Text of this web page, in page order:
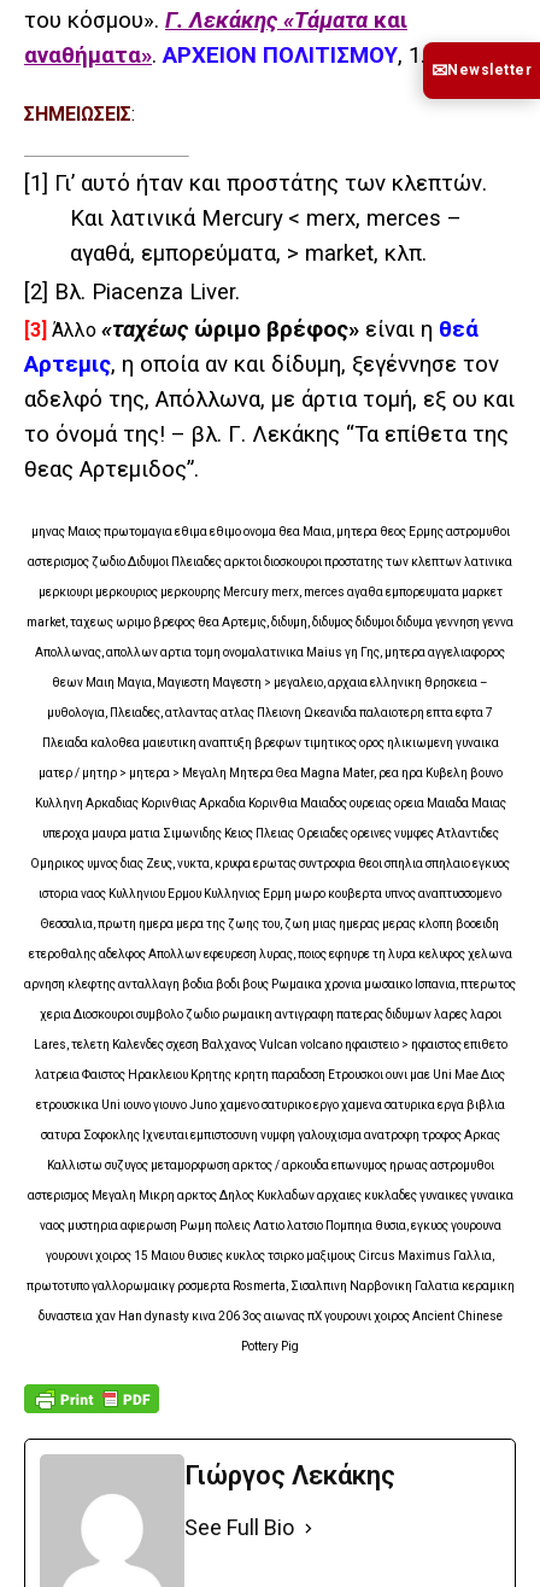
του κόσμου». Γ. Λεκάκης «Τάματα και
αναθήματα».ΑΡΧΕΙΟΝ ΠΟΛΙΤΙΣΜΟΥ, 1.5.2015.
ΣΗΜΕΙΩΣΕΙΣ:
[1] Γι’ αυτό ήταν και προστάτης των κλεπτών.
Και λατινικά Mercury < merx, merces –
αγαθά, εμπορεύματα, > market, κλπ.
[2] Βλ. Piacenza Liver.
[3] Άλλο «ταχέως ώριμο βρέφος» είναι η θεά
Αρτεμις, η οποία αν και δίδυμη, ξεγέννησε τον
αδελφό της, Απόλλωνα, με άρτια τομή, εξ ου και
το όνομά της! – βλ. Γ. Λεκάκης “Τα επίθετα της
θεας Αρτεμιδος”.
μηνας Μαιος πρωτομαγια εθιμα εθιμο ονομα θεα Μαια, μητερα θεος Ερμης αστρομυθοι
αστερισμος ζωδιο Διδυμοι Πλειαδες αρκτοι διοσκουροι προστατης των κλεπτων λατινικα
μερκιουρι μερκουριος μερκουρης Mercury merx, merces αγαθα εμπορευματα μαρκετ
market, ταχεως ωριμο βρεφος θεα Αρτεμις, διδυμη, διδυμος διδυμοι διδυμα γεννηση γεννα
Απολλωνας, απολλων αρτια τομη ονομαλατινικα Maius γη Γης, μητερα αγγελιαφορος
θεων Μαιη Μαγια, Μαγιεστη Μαγεστη > μεγαλειο, αρχαια ελληνικη θρησκεια –
μυθολογια, Πλειαδες, ατλαντας ατλας Πλειονη Ωκεανιδα παλαιοτερη επτα εφτα 7
Πλειαδα καλοθεα μαιευτικη αναπτυξη βρεφων τιμητικος ορος ηλικιωμενη γυναικα
ματερ / μητηρ > μητερα > Μεγαλη Μητερα Θεα Magna Mater, ρεα ηρα Κυβελη βουνο
Κυλληνη Αρκαδιας Κορινθιας Αρκαδια Κορινθια Μαιαδος ουρειας ορεια Μαιαδα Μαιας
υπεροχα μαυρα ματια Σιμωνιδης Κειος Πλειας Ορειαδες ορεινες νυμφες Ατλαντιδες
Ομηρικος υμνος διας Ζευς, νυκτα, κρυφα ερωτας συντροφια θεοι σπηλια σπηλαιο εγκυος
ιστορια ναος Κυλληνιου Ερμου Κυλληνιος Ερμη μωρο κουβερτα υπνος αναπτυσσομενο
Θεσσαλια, πρωτη ημερα μερα της ζωης του, ζωη μιας ημερας μερας κλοπη βοοειδη
ετεροθαλης αδελφος Απολλων εφευρεση λυρας, ποιος εφηυρε τη λυρα κελυφος χελωνα
αρνηση κλεφτης ανταλλαγη βοδια βοδι βους Ρωμαικα χρονια μωσαικο Ισπανια, πτερωτος
χερια Διοσκουροι συμβολο ζωδιο ρωμαικη αντιγραφη πατερας διδυμων λαρες λαροι
Lares, τελετη Καλενδες σχεση Βαλχανος Vulcan volcano ηφαιστειο > ηφαιστος επιθετο
λατρεια Φαιστος Ηρακλειου Κρητης κρητη παραδοση Ετρουσκοι ουνι μαε Uni Mae Διος
ετρουσκικα Uni ιουνο γιουνο Juno χαμενο σατυρικο εργο χαμενα σατυρικα εργα βιβλια
σατυρα Σοφοκλης Ιχνευται εμπιστοσυνη νυμφη γαλουχισμα ανατροφη τροφος Αρκας
Καλλιστω συζυγος μεταμορφωση αρκτος / αρκουδα επωνυμος ηρωας αστρομυθοι
αστερισμος Μεγαλη Μικρη αρκτος Δηλος Κυκλαδων αρχαιες κυκλαδες γυναικες γυναικα
ναος μυστηρια αφιερωση Ρωμη πολεις Λατιο λατσιο Πομπηια θυσια, εγκυος γουρουνα
γουρουνι χοιρος 15 Μαιου θυσιες κυκλος τσιρκο μαξιμους Circus Maximus Γαλλια,
πρωτοτυπο γαλλορωμαικγ ροσμερτα Rosmerta, Σισαλπινη Ναρβονικη Γαλατια κεραμικη
δυναστεια χαν Han dynasty κινα 206 3ος αιωνας πΧ γουρουνι χοιρος Ancient Chinese
Pottery Pig
Γιώργος Λεκάκης
See Full Bio
✉Newsletter